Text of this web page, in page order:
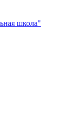
школа"